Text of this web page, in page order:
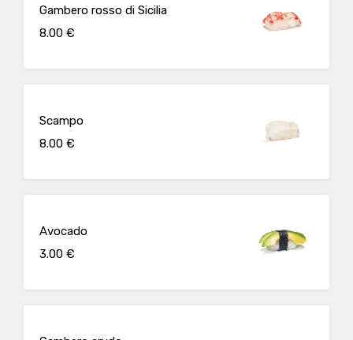
Gambero rosso di Sicilia
8.00 €
Scampo
8.00 €
Avocado
3.00 €